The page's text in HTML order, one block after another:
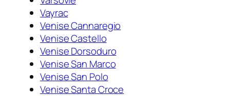
Vayrac
Venise Cannaregio
Venise Castello
Venise Dorsoduro
Venise San Marco
Venise San Polo
Venise Santa Croce